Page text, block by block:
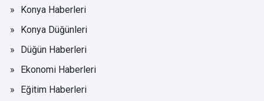
Konya Haberleri
Konya Düğünleri
Düğün Haberleri
Ekonomi Haberleri
Eğitim Haberleri